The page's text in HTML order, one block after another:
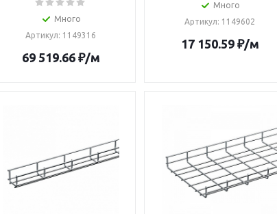
Много
Артикул: 1149316
69 519.66₽/м
Много
Артикул: 1149602
17 150.59₽/м